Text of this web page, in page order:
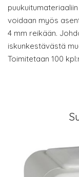
voidaan myös
4 mm reikään.
iskunkestävästä
Toimitetaan 100